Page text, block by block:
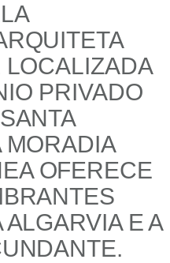
PRIVADO
MORADIA
OFERECE
E A